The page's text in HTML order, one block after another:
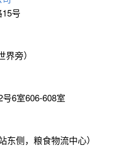
号
旁）
6室606-608室
东侧，粮食物流中心）